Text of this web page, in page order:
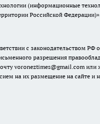
(информационные
Российской
с законодательством
разрешения
voroneztimes@gmail.com
на их размещение на сайте